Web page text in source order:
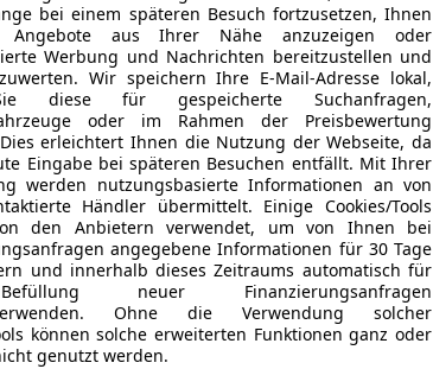
bei einem späteren Besuch fortzusetzen, Ihnen
Angebote aus Ihrer Nähe anzuzeigen oder
Werbung und Nachrichten bereitzustellen und
Wir speichern Ihre E-Mail-Adresse lokal,
diese für gespeicherte Suchanfragen,
oder im Rahmen der Preisbewertung
erleichtert Ihnen die Nutzung der Webseite, da
Eingabe bei späteren Besuchen entfällt. Mit Ihrer
werden nutzungsbasierte Informationen an von
Händler übermittelt. Einige Cookies/Tools
den Anbietern verwendet, um von Ihnen bei
angegebene Informationen für 30 Tage
und innerhalb dieses Zeitraums automatisch für
neuer Finanzierungsanfragen
Ohne die Verwendung solcher
können solche erweiterten Funktionen ganz oder
genutzt werden.